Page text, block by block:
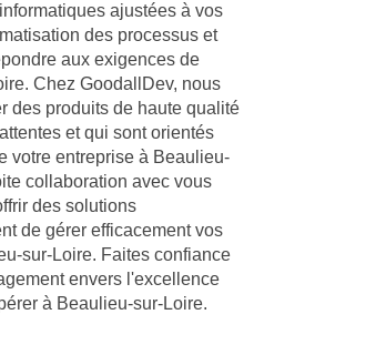
ajustées à vos
des processus et
aux exigences de
Chez GoodallDev, nous
des produits de haute qualité
et qui sont orientés
votre entreprise à Beaulieu-
collaboration avec vous
des solutions
de gérer efficacement vos
sur-Loire. Faites confiance
envers l'excellence
à Beaulieu-sur-Loire.